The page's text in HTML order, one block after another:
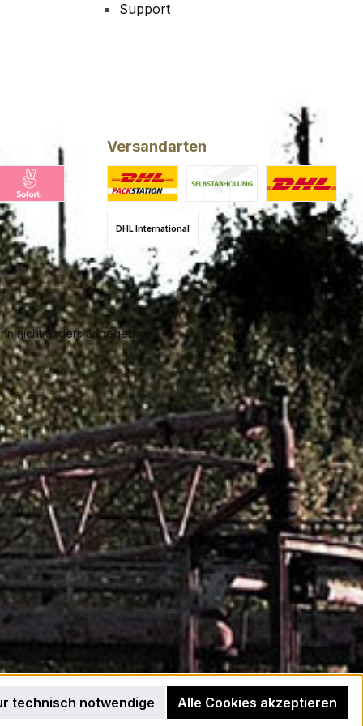
Support
Pay Now
Versandarten
DHL
DHL International
Benutzerdefiniertes Bild 1Benutzerdefiniertes Bild 2
nicht anders angegeben.
technisch notwendige Alle Cookies akzeptieren